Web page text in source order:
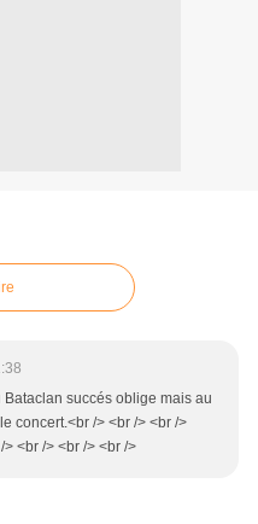
succés oblige mais au
concert.<br /> <br /> <br />
<br /> <br /> <br />